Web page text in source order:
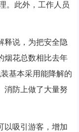
。此外，工作人员
说，为把安全隐
烟花总数相比去年
基本采用能降解的
消防上做了大量努
吸引游客，增加